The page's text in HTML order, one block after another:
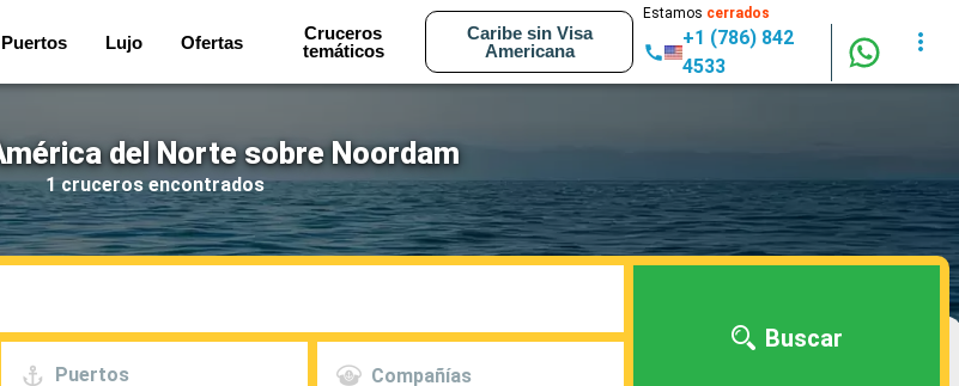
Puertos Lujo Ofertas
Cruceros
temáticos
Caribe sin Visa
Americana
Estamos cerrados
+1 (786) 842
4533
del Norte sobre Noordam
1 cruceros encontrados
Puertos Compañías
Buscar